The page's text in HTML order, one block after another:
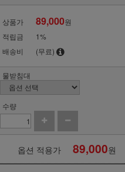
상품가 89,000원
적립금
1%
배송비
(무료)
물받침대
수량
옵션 적용가 89,000원